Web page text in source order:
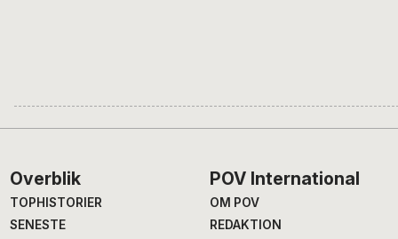
Footer
Overblik
TOPHISTORIER
SENESTE
POV International
OM POV
REDAKTION